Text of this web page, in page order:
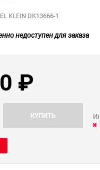
KLEIN DK13666-1
недоступен для заказа
₽
КУПИТЬ